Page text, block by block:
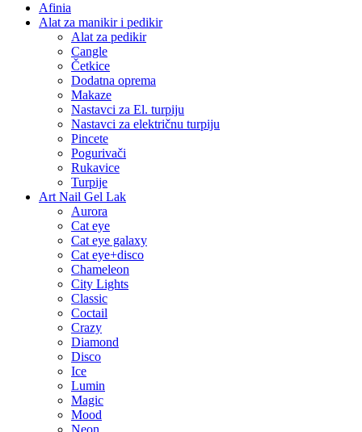
Afinia
Alat za manikir i pedikir
Alat za pedikir
Cangle
Četkice
Dodatna oprema
Makaze
Nastavci za El. turpiju
Nastavci za električnu turpiju
Pincete
Pogurivači
Rukavice
Turpije
Art Nail Gel Lak
Aurora
Cat eye
Cat eye galaxy
Cat eye+disco
Chameleon
City Lights
Classic
Coctail
Crazy
Diamond
Disco
Ice
Lumin
Magic
Mood
Neon